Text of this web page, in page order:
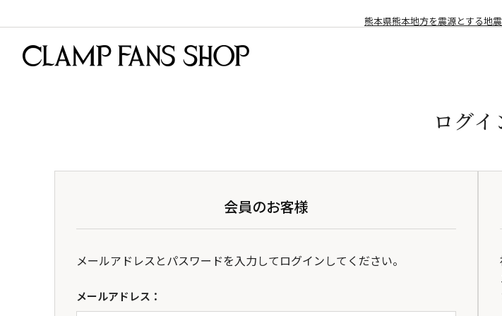
熊本県熊本地方を震源とする地
ログイ
会員のお客様
メールアドレスとパスワードを入力してログインしてください。
メールアドレス：